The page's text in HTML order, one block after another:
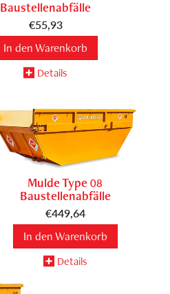
Baustellenabfälle
€55,93
In den Warenkorb
Details
Mulde Type08
Baustellenabfälle
€449,64
In den Warenkorb
Details